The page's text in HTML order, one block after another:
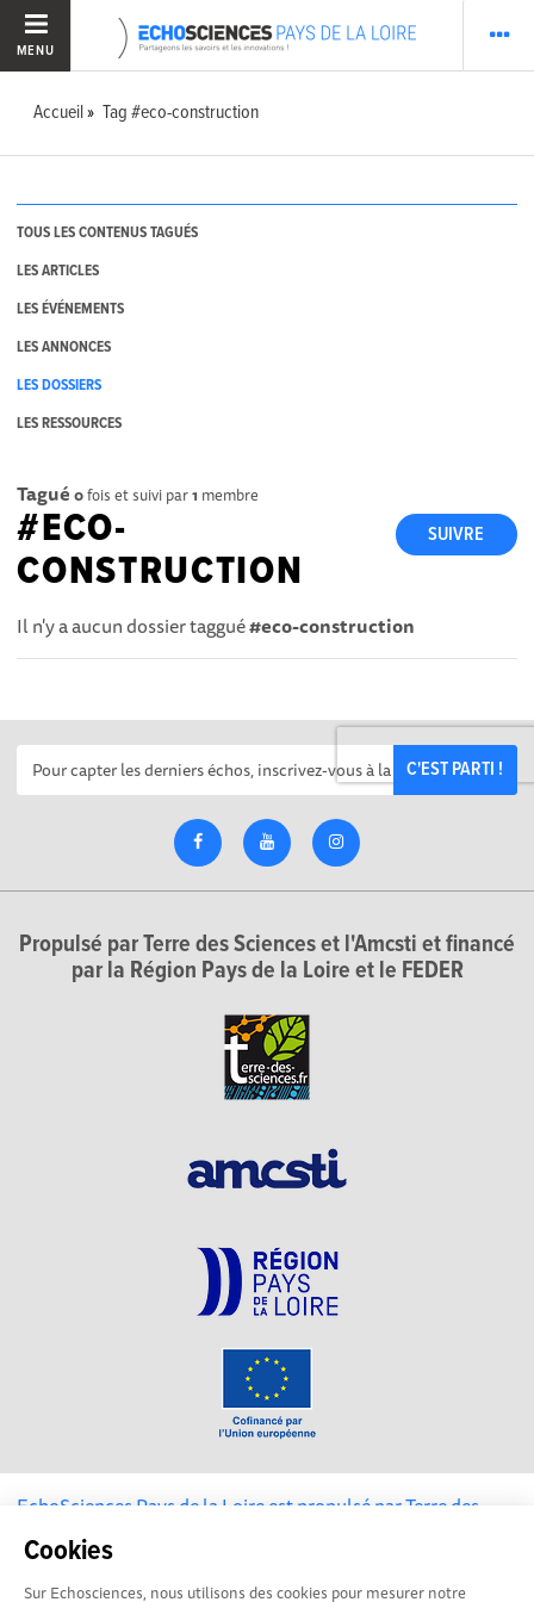
Cookies
Sur Echosciences, nous utilisons des cookies pour mesurer notre
MENU
Accueil Tag #eco-construction
TOUS LES CONTENUS TAGUÉS
LES ARTICLES
LES ÉVÉNEMENTS
LES ANNONCES
LES DOSSIERS
LES RESSOURCES
Tagué 0fois et suivi par1 membre
SUIVRE
#ECO-
CONSTRUCTION
Il n'y a aucun dossier taggué#eco-construction
C'EST PARTI !
Propulsé par Terre des Sciences et l'Amcsti et financé
par la Région Pays de la Loire et le FEDER
EchoSciences Pays de la Loire est propulsé parTerre des
Sciences